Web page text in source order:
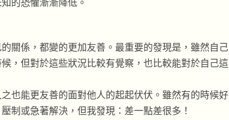
的恐懼漸漸降低。
關係，都變的更加友善。最重要的發現是，雖然自己
，但對於這些狀況比較有覺察，也比較能對於自己這
也能更友善的面對他人的起起伏伏。雖然有的時候好
制或急著解決，但我發現：差一點差很多！